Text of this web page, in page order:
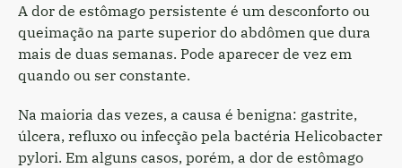
A dor de estômago persistente é um desconforto ou
queimação na parte superior do abdômen que dura
mais de duas semanas. Pode aparecer de vez em
quando ou ser constante.
Na maioria das vezes, a causa é benigna: gastrite,
úlcera, refluxo ou infecção pela bactéria Helicobacter
pylori. Em alguns casos, porém, a dor de estômago